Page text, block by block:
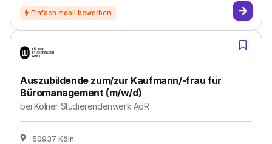
Auszubildende zum/zur Kaufmann/-frau für
Büromanagement (m/w/d)
beiKölner Studierendenwerk AöR
50937 Köln